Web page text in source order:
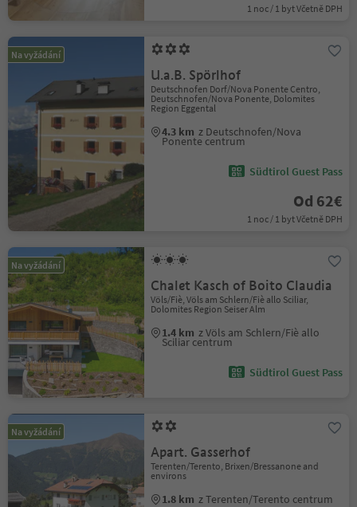
1 noc / 1 byt Včetně DPH
Na vyžádání
U.a.B. Spörlhof
Deutschnofen Dorf/Nova Ponente Centro,
Deutschnofen/Nova Ponente, Dolomites
Region Eggental
4.3 km z Deutschnofen/Nova
Ponente centrum
Südtirol Guest Pass
Od 62€
1 noc / 1 byt Včetně DPH
Na vyžádání
Chalet Kasch of Boito Claudia
Völs/Fiè, Völs am Schlern/Fiè allo Sciliar,
Dolomites Region Seiser Alm
1.4 km z Völs am Schlern/Fiè allo
Sciliar centrum
Südtirol Guest Pass
Na vyžádání
Apart. Gasserhof
Terenten/Terento, Brixen/Bressanone and
environs
1.8 km z Terenten/Terento centrum